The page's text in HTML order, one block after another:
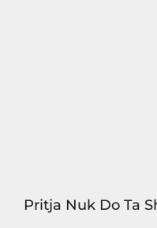
Pritja Nuk Do Ta